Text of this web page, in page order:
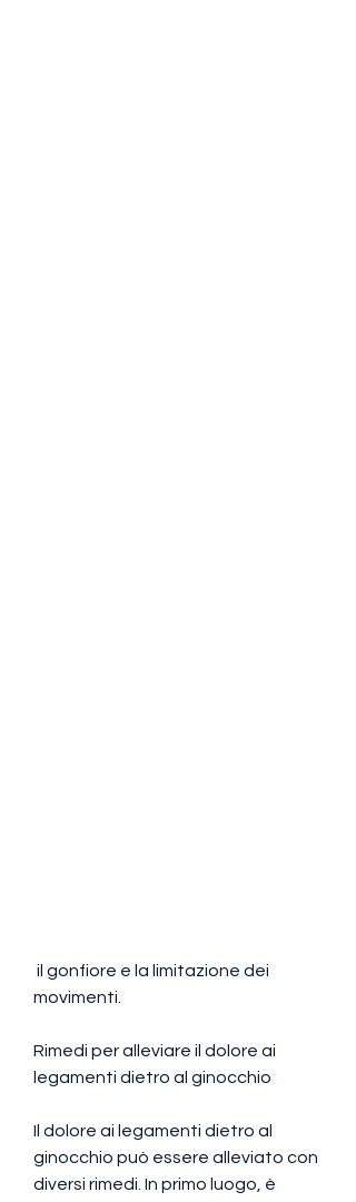
movimenti.
Rimedi per alleviare il dolore ai
legamenti dietro al ginocchio
Il dolore ai legamenti dietro al
ginocchio può essere alleviato con
diversi rimedi. In primo luogo, è